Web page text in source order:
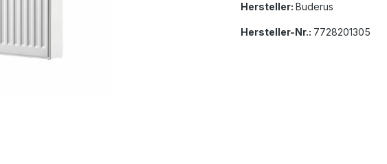
Hersteller: Buderus
Hersteller-Nr.: 7728201305